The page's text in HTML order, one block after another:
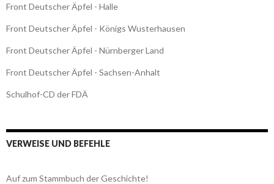
Front Deutscher Äpfel - Halle
Front Deutscher Äpfel - Königs Wusterhausen
Front Deutscher Äpfel - Nürnberger Land
Front Deutscher Äpfel - Sachsen-Anhalt
Schulhof-CD der FDÄ
VERWEISE UND BEFEHLE
Auf zum Stammbuch der Geschichte!